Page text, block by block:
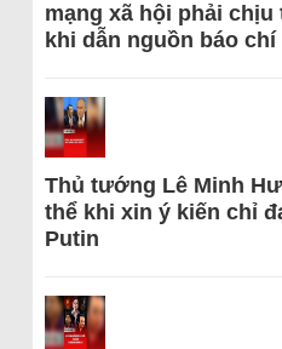
mạng xã hội phải
khi dẫn nguồn báo chí
Thủ tướng Lê Minh
thể khi xin ý kiến chỉ
Putin